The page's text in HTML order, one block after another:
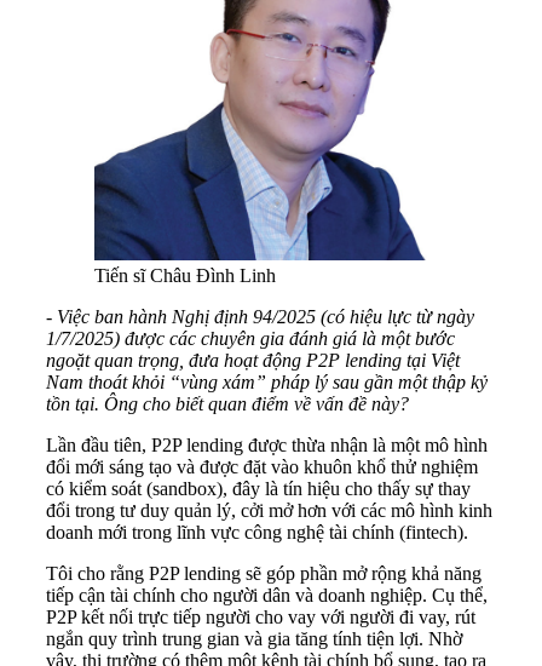
Tiến sĩ Châu Đình Linh
- Việc ban hành Nghị định 94/2025 (có hiệu lực từ ngày
1/7/2025) được các chuyên gia đánh giá là một bước
ngoặt quan trọng, đưa hoạt động P2P lending tại Việt
Nam thoát khỏi “vùng xám” pháp lý sau gần một thập kỷ
tồn tại. Ông cho biết quan điểm về vấn đề này?
Lần đầu tiên, P2P lending được thừa nhận là một mô hình
đổi mới sáng tạo và được đặt vào khuôn khổ thử nghiệm
có kiểm soát (sandbox), đây là tín hiệu cho thấy sự thay
đổi trong tư duy quản lý, cởi mở hơn với các mô hình kinh
doanh mới trong lĩnh vực công nghệ tài chính (fintech).
Tôi cho rằng P2P lending sẽ góp phần mở rộng khả năng
tiếp cận tài chính cho người dân và doanh nghiệp. Cụ thể,
P2P kết nối trực tiếp người cho vay với người đi vay, rút
ngắn quy trình trung gian và gia tăng tính tiện lợi. Nhờ
vậy, thị trường có thêm một kênh tài chính bổ sung, tạo ra